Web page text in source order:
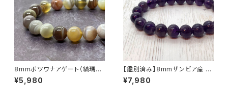
8mmボツワナアゲート（縞瑪
瑙）ブレスレット
¥5,980
【鑑別済み】8mmザンビア産 天
然アメジスト ブレスレット
¥7,980